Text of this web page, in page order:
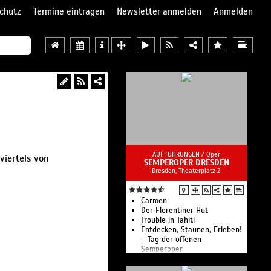
Termine eintragen Newsletter anmelden
Anmelden
von
AUFFÜHRUNGEN / Oper
SEMPEROPER DRESDEN
Dresden, Theaterplatz 2
Carmen
Der Florentiner Hut
Trouble in Tahiti
Entdecken, Staunen, Erleben!
– Tag der offenen
Semperoper
Spaziergang durch die Saison